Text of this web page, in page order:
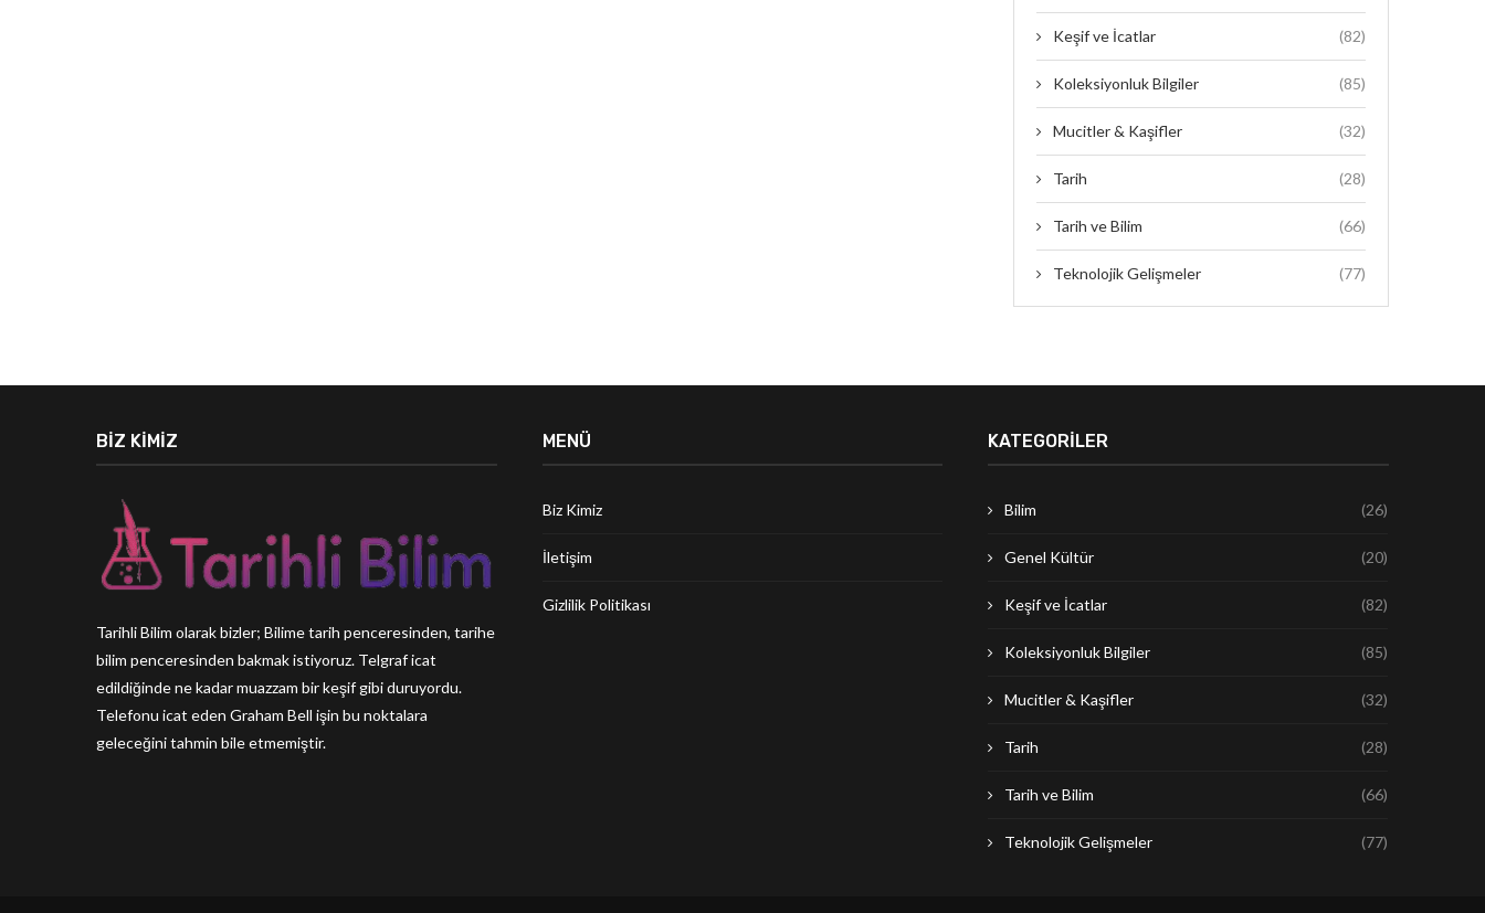
Keşif ve İcatlar (82)
Koleksiyonluk Bilgiler (85)
Mucitler & Kaşifler (32)
Tarih (28)
Tarih ve Bilim (66)
Teknolojik Gelişmeler (77)
BIZ KIMIZ
Tarihli Bilim olarak bizler; Bilime tarih penceresinden, tarihe
bilim penceresinden bakmak istiyoruz. Telgraf icat
edildiğinde ne kadar muazzam bir keşif gibi duruyordu.
Telefonu icat eden Graham Bell işin bu noktalara
geleceğini tahmin bile etmemiştir.
MENÜ
Biz Kimiz
İletişim
Gizlilik Politikası
KATEGORILER
Bilim (26)
Genel Kültür (20)
Keşif ve İcatlar (82)
Koleksiyonluk Bilgiler (85)
Mucitler & Kaşifler (32)
Tarih (28)
Tarih ve Bilim (66)
Teknolojik Gelişmeler (77)